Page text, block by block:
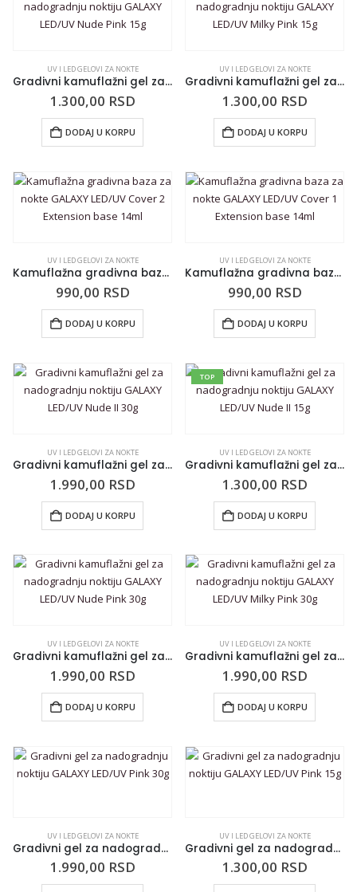
UV I LED GELOVI ZA NOKTE
Gradivni kamuflažni gel za nadogradnju noktiju GALAXY LED/UV Nude Pink 15g
1.300,00 RSD
DODAJ U KORPU
UV I LED GELOVI ZA NOKTE
Gradivni kamuflažni gel za nadogradnju noktiju GALAXY LED/UV Milky Pink 15g
1.300,00 RSD
DODAJ U KORPU
UV I LED GELOVI ZA NOKTE
Kamuflažna gradivna baza za nokte GALAXY LED/UV Cover 2 Extension base 14ml
990,00 RSD
DODAJ U KORPU
UV I LED GELOVI ZA NOKTE
Kamuflažna gradivna baza za nokte GALAXY LED/UV Cover 1 Extension base 14ml
990,00 RSD
DODAJ U KORPU
UV I LED GELOVI ZA NOKTE
Gradivni kamuflažni gel za nadogradnju noktiju GALAXY LED/UV Nude II 30g
1.990,00 RSD
DODAJ U KORPU
TOP
UV I LED GELOVI ZA NOKTE
Gradivni kamuflažni gel za nadogradnju noktiju GALAXY LED/UV Nude II 15g
1.300,00 RSD
DODAJ U KORPU
UV I LED GELOVI ZA NOKTE
Gradivni kamuflažni gel za nadogradnju noktiju GALAXY LED/UV Nude Pink 30g
1.990,00 RSD
DODAJ U KORPU
UV I LED GELOVI ZA NOKTE
Gradivni kamuflažni gel za nadogradnju noktiju GALAXY LED/UV Milky Pink 30g
1.990,00 RSD
DODAJ U KORPU
UV I LED GELOVI ZA NOKTE
Gradivni gel za nadogradnju noktiju GALAXY LED/UV Pink 30g
1.990,00 RSD
UV I LED GELOVI ZA NOKTE
Gradivni gel za nadogradnju noktiju GALAXY LED/UV Pink 15g
1.300,00 RSD